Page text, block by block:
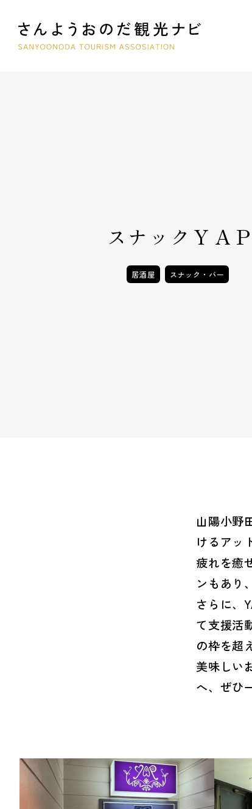
スナックＹＡＰ
居酒屋 スナック・バー
山陽小野
けるアッ
疲れを癒
ンもあり
さらに、
て支援活
の枠を超
美味しい
へ、ぜひ